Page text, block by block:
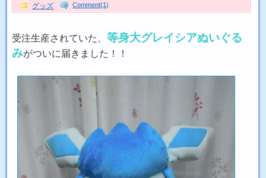
グッズ Comment(1)
受注生産されていた、等身大グレイシアぬいぐる
みがついに届きました！！